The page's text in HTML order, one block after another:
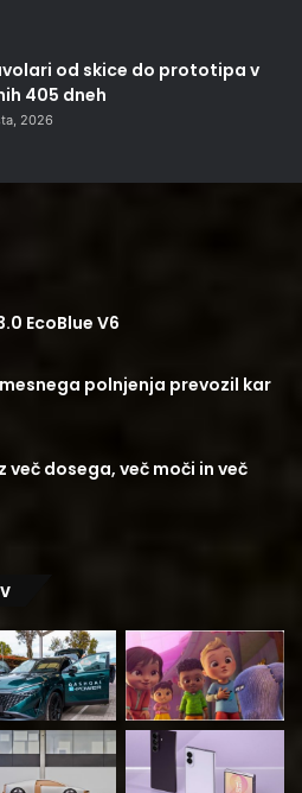
od skice do prototipa v
405 dneh
2026
EcoBlue V6
polnjenja prevozil kar
več dosega, več moči in več